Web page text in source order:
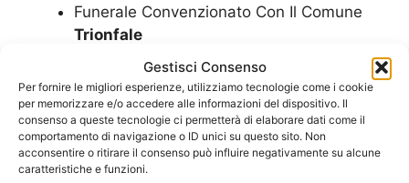
Gestisci Consenso
Per fornire le migliori esperienze, utilizziamo tecnologie come i cookie
per memorizzare e/o accedere alle informazioni del dispositivo. Il
consenso a queste tecnologie ci permetterà di elaborare dati come il
comportamento di navigazione o ID unici su questo sito. Non
acconsentire o ritirare il consenso può influire negativamente su alcune
caratteristiche e funzioni.
Funerale Convenzionato Con Il Comune
Trionfale
Funerale Economico
Funerale Laico Trionfale
FuneraleTrionfale
FuneraliTrionfale
Imbalsamazioni Trionfale
Impresa Funebre